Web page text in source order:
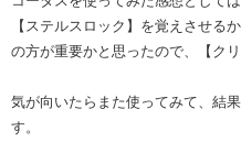
【ステルスロック】を覚えさせる
の方が重要かと思ったので、【ク
気が向いたらまた使ってみて、結
す。